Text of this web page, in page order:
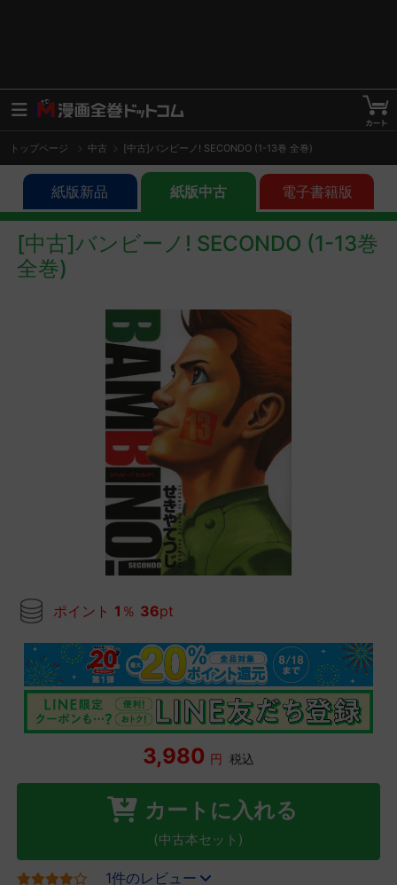
トップページ 中古 [中古]バンビーノ! SECONDO (1-13巻 全巻)
紙版新品 紙版中古 電子書籍版
[中古]バンビーノ! SECONDO (1-13巻
全巻)
ポイント 1 ％ 36pt
3,980 円 税込
カートに入れる
(中古本セット)
1件のレビュー